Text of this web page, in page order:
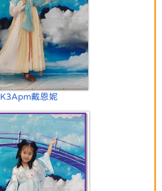
K3Apm戴恩妮